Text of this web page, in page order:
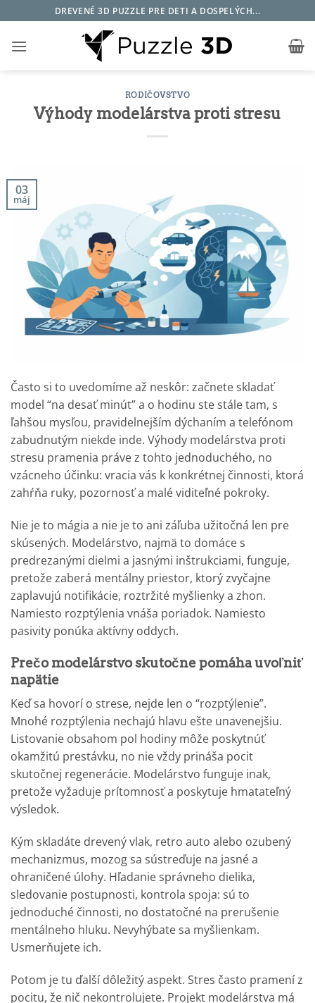
to
content
DREVENÉ 3D PUZZLE PRE DETI A DOSPELÝCH...
RODIČOVSTVO
Výhody modelárstva proti stresu
03
máj
Často si to uvedomíme až neskôr: začnete skladať
model “na desať minút” a o hodinu ste stále tam, s
ľahšou mysľou, pravidelnejším dýchaním a telefónom
zabudnutým niekde inde. Výhody modelárstva proti
stresu pramenia práve z tohto jednoduchého, no
vzácneho účinku: vracia vás k konkrétnej činnosti, ktorá
zahŕňa ruky, pozornosť a malé viditeľné pokroky.
Nie je to mágia a nie je to ani záľuba užitočná len pre
skúsených. Modelárstvo, najmä to domáce s
predrezanými dielmi a jasnými inštrukciami, funguje,
pretože zaberá mentálny priestor, ktorý zvyčajne
zaplavujú notifikácie, roztržité myšlienky a zhon.
Namiesto rozptýlenia vnáša poriadok. Namiesto
pasivity ponúka aktívny oddych.
Prečo modelárstvo skutočne pomáha uvoľniť
napätie
Keď sa hovorí o strese, nejde len o “rozptýlenie”.
Mnohé rozptýlenia nechajú hlavu ešte unavenejšiu.
Listovanie obsahom pol hodiny môže poskytnúť
okamžitú prestávku, no nie vždy prináša pocit
skutočnej regenerácie. Modelárstvo funguje inak,
pretože vyžaduje prítomnosť a poskytuje hmatateľný
výsledok.
Kým skladáte drevený vlak, retro auto alebo ozubený
mechanizmus, mozog sa sústreďuje na jasné a
ohraničené úlohy. Hľadanie správneho dielika,
sledovanie postupnosti, kontrola spoja: sú to
jednoduché činnosti, no dostatočné na prerušenie
mentálneho hluku. Nevyhýbate sa myšlienkam.
Usmerňujete ich.
Potom je tu ďalší dôležitý aspekt. Stres často pramení z
pocitu, že nič nekontrolujete. Projekt modelárstva má